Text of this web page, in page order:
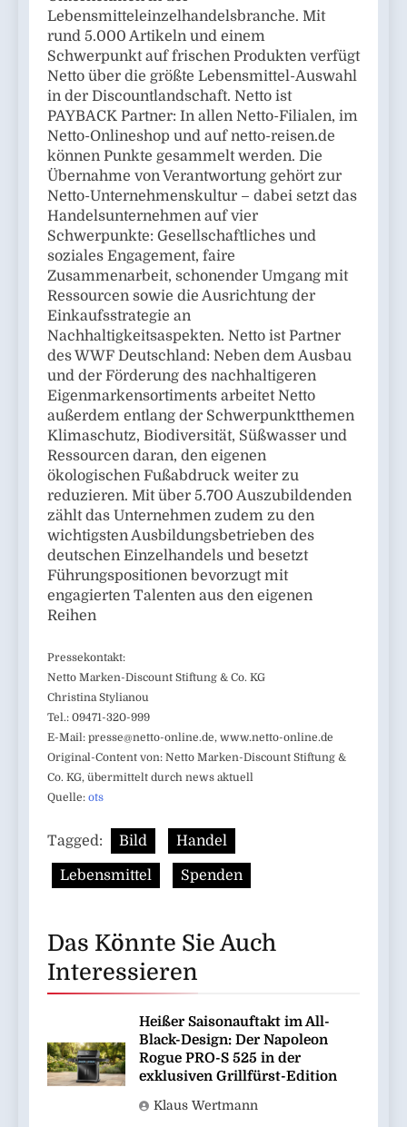
Lebensmitteleinzelhandelsbranche. Mit
rund 5.000 Artikeln und einem
Schwerpunkt auf frischen Produkten verfügt
Netto über die größte Lebensmittel-Auswahl
in der Discountlandschaft. Netto ist
PAYBACK Partner: In allen Netto-Filialen, im
Netto-Onlineshop und auf netto-reisen.de
können Punkte gesammelt werden. Die
Übernahme von Verantwortung gehört zur
Netto-Unternehmenskultur – dabei setzt das
Handelsunternehmen auf vier
Schwerpunkte: Gesellschaftliches und
soziales Engagement, faire
Zusammenarbeit, schonender Umgang mit
Ressourcen sowie die Ausrichtung der
Einkaufsstrategie an
Nachhaltigkeitsaspekten. Netto ist Partner
des WWF Deutschland: Neben dem Ausbau
und der Förderung des nachhaltigeren
Eigenmarkensortiments arbeitet Netto
außerdem entlang der Schwerpunktthemen
Klimaschutz, Biodiversität, Süßwasser und
Ressourcen daran, den eigenen
ökologischen Fußabdruck weiter zu
reduzieren. Mit über 5.700 Auszubildenden
zählt das Unternehmen zudem zu den
wichtigsten Ausbildungsbetrieben des
deutschen Einzelhandels und besetzt
Führungspositionen bevorzugt mit
engagierten Talenten aus den eigenen
Reihen
Pressekontakt:
Netto Marken-Discount Stiftung & Co. KG
Christina Stylianou
Tel.: 09471-320-999
E-Mail: presse@netto-online.de, www.netto-online.de
Original-Content von: Netto Marken-Discount Stiftung &
Co. KG, übermittelt durch news aktuell
Quelle: ots
Tagged: Bild Handel
Lebensmittel Spenden
Das Könnte Sie Auch
Interessieren
Heißer Saisonauftakt im All-
Black-Design: Der Napoleon
Rogue PRO-S 525 in der
exklusiven Grillfürst-Edition
Klaus Wertmann